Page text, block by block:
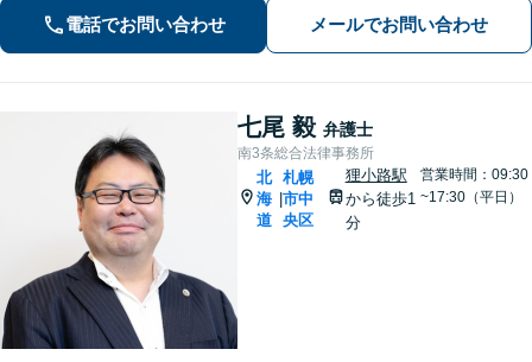
経験あり。【バスセンター前駅3番出口
徒歩1分】
電話でお問い合わせ メールでお問い合わせ
七尾 毅 弁護士
南3条総合法律事務所
北
海
道
札幌
市中
央区
狸小路駅
から徒歩1
分
営業時間：09:30
~17:30（平日）